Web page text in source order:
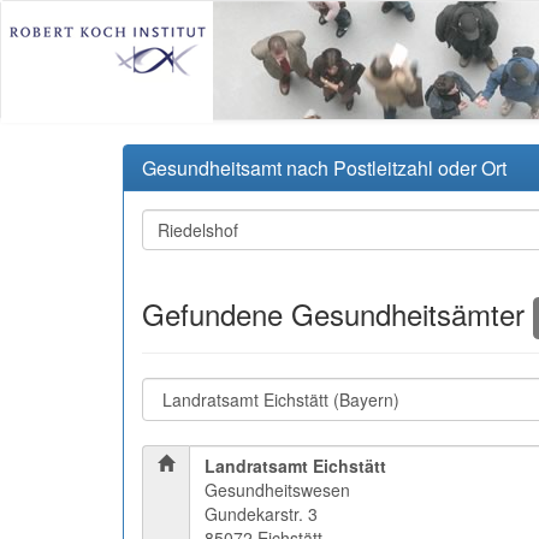
Gesundheitsamt nach Postleitzahl oder Ort
Gefundene Gesundheitsämter
Landratsamt Eichstätt
Gesundheitswesen
Gundekarstr. 3